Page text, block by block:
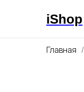
iShop
Главная /